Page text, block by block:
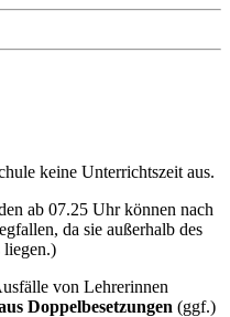
keine Unterrichtszeit aus.
ab 07.25 Uhr können nach
da sie außerhalb des
liegen.)
von Lehrerinnen
Doppelbesetzungen (ggf.)